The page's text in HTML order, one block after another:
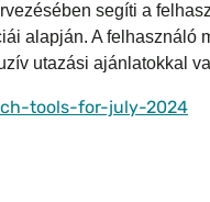
segíti a
alapján. A felhasználó
utazási ajánlatokkal
tools-for-july-2024